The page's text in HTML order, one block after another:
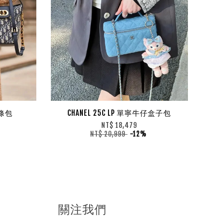
包 CHANEL 25C LP 單寧牛仔盒子包
NT$ 18,479
NT$ 20,999 -12%
關注我們